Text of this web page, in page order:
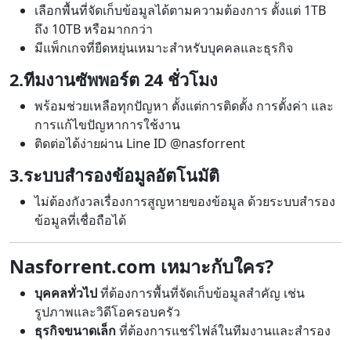
เลือกพื้นที่จัดเก็บข้อมูลได้ตามความต้องการ ตั้งแต่ 1TB
ถึง 10TB หรือมากกว่า
มีแพ็กเกจที่ยืดหยุ่นเหมาะสำหรับบุคคลและธุรกิจ
2.ทีมงานซัพพอร์ต 24 ชั่วโมง
พร้อมช่วยเหลือทุกปัญหา ตั้งแต่การติดตั้ง การตั้งค่า และ
การแก้ไขปัญหาการใช้งาน
ติดต่อได้ง่ายผ่าน Line ID @nasforrent
3.ระบบสำรองข้อมูลอัตโนมัติ
ไม่ต้องกังวลเรื่องการสูญหายของข้อมูล ด้วยระบบสำรอง
ข้อมูลที่เชื่อถือได้
Nasforrent.com เหมาะกับใคร?
บุคคลทั่วไปที่ต้องการพื้นที่จัดเก็บข้อมูลสำคัญ เช่น
รูปภาพและวิดีโอครอบครัว
ธุรกิจขนาดเล็กที่ต้องการแชร์ไฟล์ในทีมงานและสำรอง